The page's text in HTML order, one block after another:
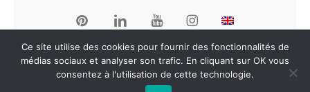
Ce site utilise des cookies pour fournir des fonctionnalités de
médias sociaux et analyser son trafic. En cliquant sur OK vous
consentez à l'utilisation de cette technologie.